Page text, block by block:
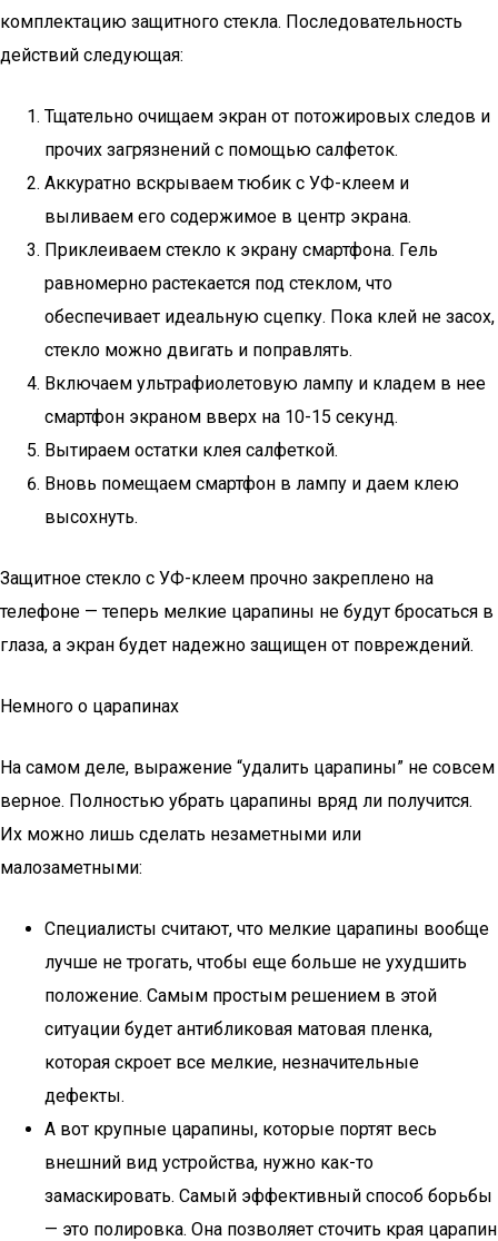
комплектацию защитного стекла. Последовательность
действий следующая:
Тщательно очищаем экран от потожировых следов и
прочих загрязнений с помощью салфеток.
Аккуратно вскрываем тюбик с УФ-клеем и
выливаем его содержимое в центр экрана.
Приклеиваем стекло к экрану смартфона. Гель
равномерно растекается под стеклом, что
обеспечивает идеальную сцепку. Пока клей не засох,
стекло можно двигать и поправлять.
Включаем ультрафиолетовую лампу и кладем в нее
смартфон экраном вверх на 10-15 секунд.
Вытираем остатки клея салфеткой.
Вновь помещаем смартфон в лампу и даем клею
высохнуть.
Защитное стекло с УФ-клеем прочно закреплено на
телефоне — теперь мелкие царапины не будут бросаться в
глаза, а экран будет надежно защищен от повреждений.
Немного о царапинах
На самом деле, выражение “удалить царапины” не совсем
верное. Полностью убрать царапины вряд ли получится.
Их можно лишь сделать незаметными или
малозаметными:
Специалисты считают, что мелкие царапины вообще
лучше не трогать, чтобы еще больше не ухудшить
положение. Самым простым решением в этой
ситуации будет антибликовая матовая пленка,
которая скроет все мелкие, незначительные
дефекты.
А вот крупные царапины, которые портят весь
внешний вид устройства, нужно как-то
замаскировать. Самый эффективный способ борьбы
— это полировка. Она позволяет сточить края царапин